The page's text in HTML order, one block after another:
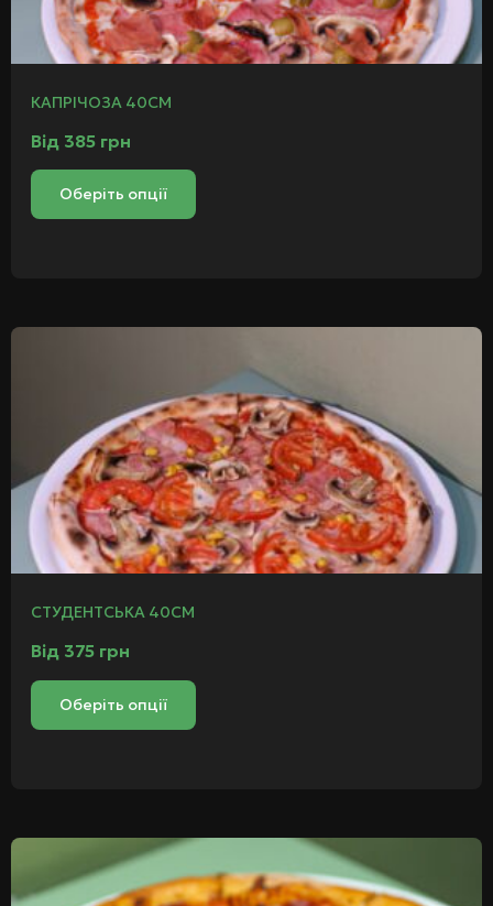
КАПРІЧОЗА 40СМ
Від 385 грн
Оберіть опції
СТУДЕНТСЬКА 40СМ
Від 375 грн
Оберіть опції